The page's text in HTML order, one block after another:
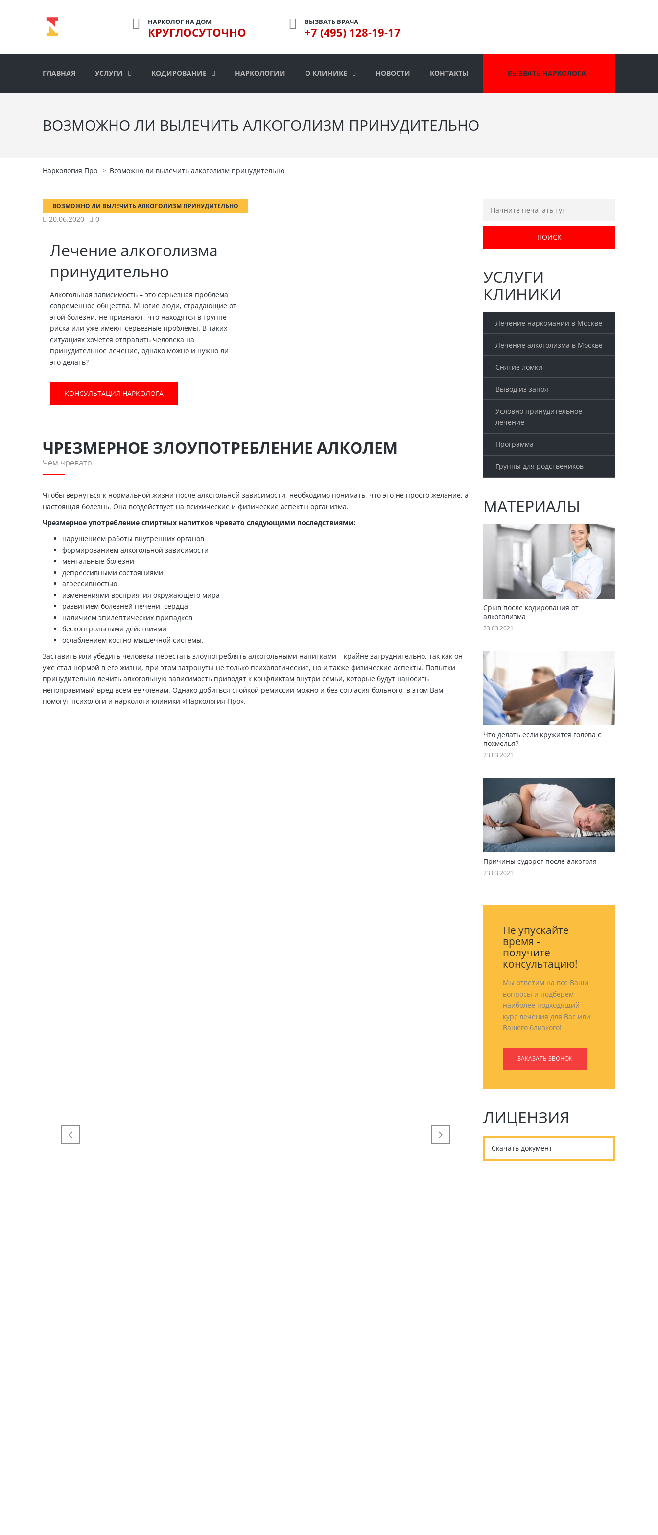
НАРКОЛОГ НА ДОМ
КРУГЛОСУТОЧНО
ВЫЗВАТЬ ВРАЧА
+7 (495) 128-19-17
ГЛАВНАЯ УСЛУГИ КОДИРОВАНИЕ НАРКОЛОГИИ О КЛИНИКЕ НОВОСТИ КОНТАКТЫ ВЫЗВАТЬ НАРКОЛОГА
ВОЗМОЖНО ЛИ ВЫЛЕЧИТЬ АЛКОГОЛИЗМ ПРИНУДИТЕЛЬНО
Наркология Про > Возможно ли вылечить алкоголизм принудительно
ВОЗМОЖНО ЛИ ВЫЛЕЧИТЬ АЛКОГОЛИЗМ ПРИНУДИТЕЛЬНО
20.06.2020 0
Лечение алкоголизма
принудительно
Алкогольная зависимость – это серьезная проблема
современное общества. Многие люди, страдающие от
этой болезни, не признают, что находятся в группе
риска или уже имеют серьезные проблемы. В таких
ситуациях хочется отправить человека на
принудительное лечение, однако можно и нужно ли
это делать?
КОНСУЛЬТАЦИЯ НАРКОЛОГА
ЧРЕЗМЕРНОЕ ЗЛОУПОТРЕБЛЕНИЕ АЛКОЛЕМ
Чем чревато
Чтобы вернуться к нормальной жизни после алкогольной зависимости, необходимо понимать, что это не просто желание, а
настоящая болезнь. Она воздействует на психические и физические аспекты организма.
Чрезмерное употребление спиртных напитков чревато следующими последствиями:
нарушением работы внутренних органов
формированием алкогольной зависимости
ментальные болезни
депрессивными состояниями
агрессивностью
изменениями восприятия окружающего мира
развитием болезней печени, сердца
наличием эпилептических припадков
бесконтрольными действиями
ослаблением костно-мышечной системы.
Заставить или убедить человека перестать злоупотреблять алкогольными напитками – крайне затруднительно, так как он
уже стал нормой в его жизни, при этом затронуты не только психологические, но и также физические аспекты. Попытки
принудительно лечить алкогольную зависимость приводят к конфликтам внутри семьи, которые будут наносить
непоправимый вред всем ее членам. Однако добиться стойкой ремиссии можно и без согласия больного, в этом Вам
помогут психологи и наркологи клиники «Наркология Про».
УСЛУГИ
КЛИНИКИ
Лечение наркомании в Москве
Лечение алкоголизма в Москве
Снятие ломки
Вывод из запоя
Условно принудительное
лечение
Программа
Группы для родствеников
МАТЕРИАЛЫ
Срыв после кодирования от
алкоголизма
23.03.2021
Что делать если кружится голова с
похмелья?
23.03.2021
Причины судорог после алкоголя
23.03.2021
Не упускайте
время -
получите
консультацию!
Мы ответим на все Ваши
вопросы и подберем
наиболее подходящий
курс лечения для Вас или
Вашего близкого!
ЗАКАЗАТЬ ЗВОНОК
ЛИЦЕНЗИЯ
Скачать документ